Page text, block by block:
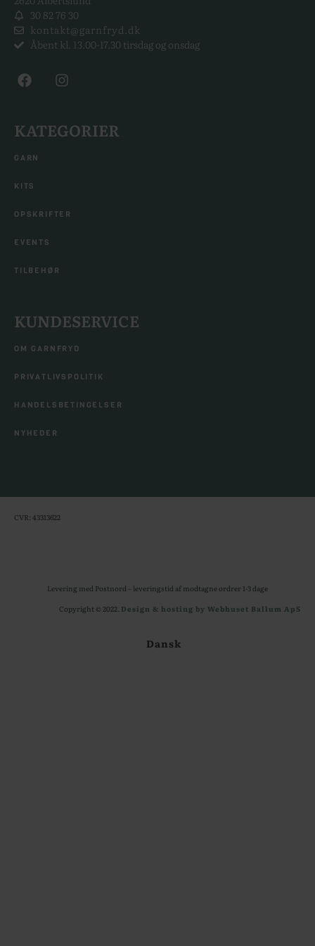
30 82 76 30
kontakt@garnfryd.dk
Åbent kl. 13.00-17.30 tirsdag og onsdag
KATEGORIER
GARN
KITS
OPSKRIFTER
EVENTS
TILBEHØR
KUNDESERVICE
OM GARNFRYD
PRIVATLIVSPOLITIK
HANDELSBETINGELSER
NYHEDER
CVR: 43313622
Levering med Postnord – leveringstid af modtagne ordrer 1-3 dage
Copyright © 2022. Design & hosting by Webhuset Ballum ApS
Dansk